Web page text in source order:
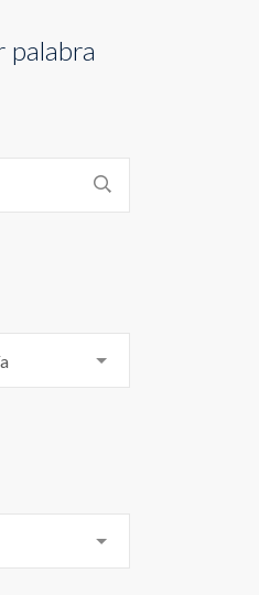
palabra